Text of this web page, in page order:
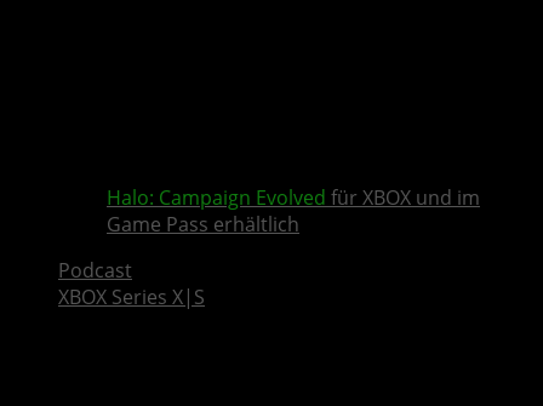
Halo: Campaign Evolved für XBOX und im
Game Pass erhältlich
Podcast
XBOX Series X|S